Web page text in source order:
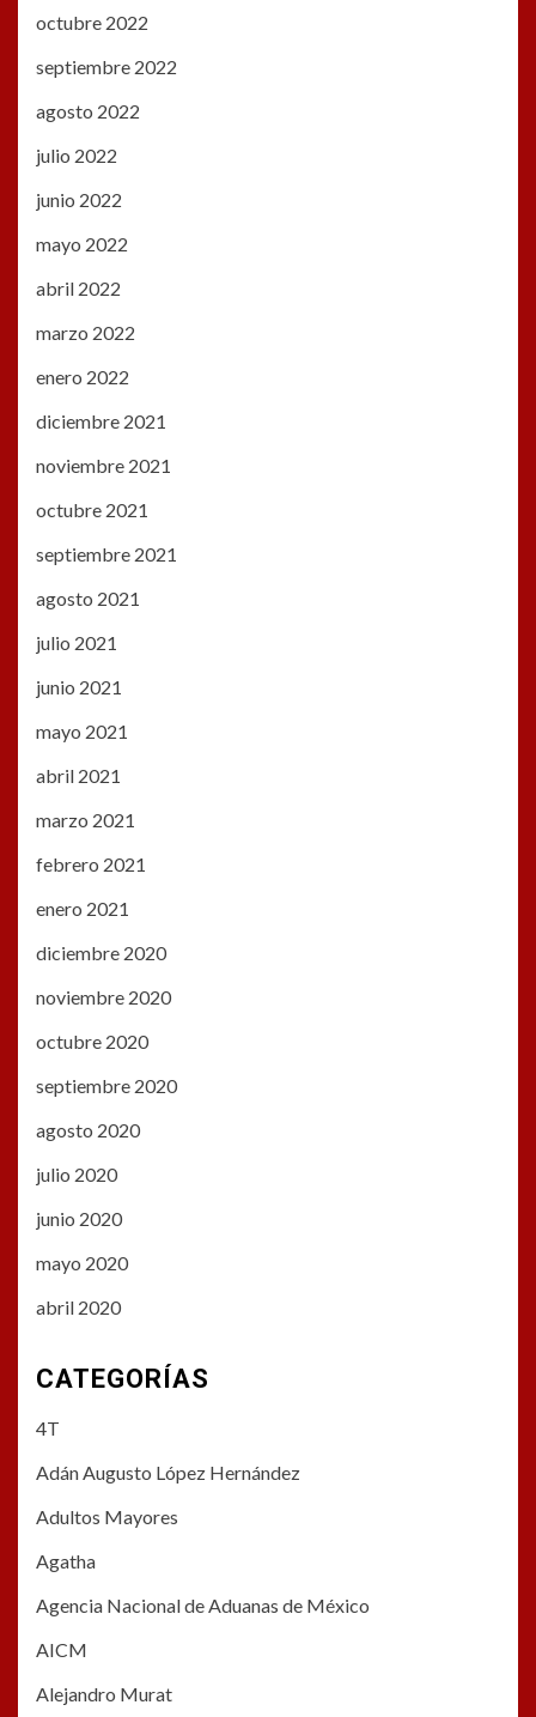
octubre 2022
septiembre 2022
agosto 2022
julio 2022
junio 2022
mayo 2022
abril 2022
marzo 2022
enero 2022
diciembre 2021
noviembre 2021
octubre 2021
septiembre 2021
agosto 2021
julio 2021
junio 2021
mayo 2021
abril 2021
marzo 2021
febrero 2021
enero 2021
diciembre 2020
noviembre 2020
octubre 2020
septiembre 2020
agosto 2020
julio 2020
junio 2020
mayo 2020
abril 2020
CATEGORÍAS
4T
Adán Augusto López Hernández
Adultos Mayores
Agatha
Agencia Nacional de Aduanas de México
AICM
Alejandro Murat